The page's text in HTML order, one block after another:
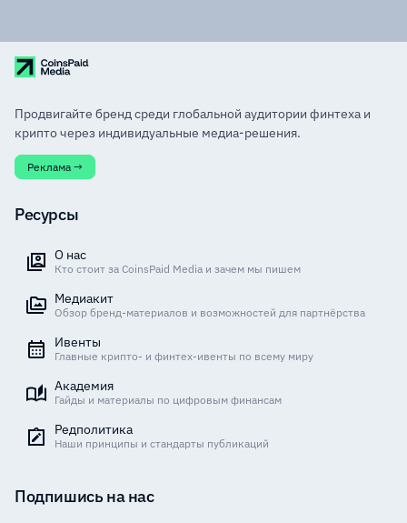
Продвигайте бренд среди глобальной аудитории финтеха и
крипто через индивидуальные медиа-решения.
Реклама →
Ресурсы
О нас
Кто стоит за CoinsPaid Media и зачем мы пишем
Медиакит
Обзор бренд-материалов и возможностей для партнёрства
Ивенты
Главные крипто- и финтех-ивенты по всему миру
Академия
Гайды и материалы по цифровым финансам
Редполитика
Наши принципы и стандарты публикаций
Подпишись на нас